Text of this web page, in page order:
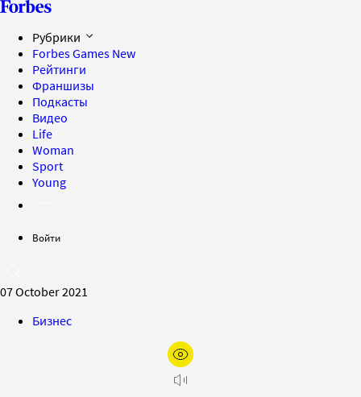
Рубрики
Forbes Games New
Рейтинги
Франшизы
Подкасты
Видео
Life
Woman
Sport
Young
Войти
07 October 2021
Бизнес